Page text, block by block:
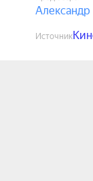
Источник